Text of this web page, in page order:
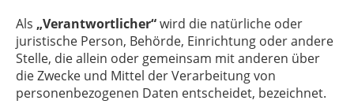
Als „Verantwortlicher“wird die natürliche oder
juristische Person, Behörde, Einrichtung oder andere
Stelle, die allein oder gemeinsam mit anderen über
die Zwecke und Mittel der Verarbeitung von
personenbezogenen Daten entscheidet, bezeichnet.